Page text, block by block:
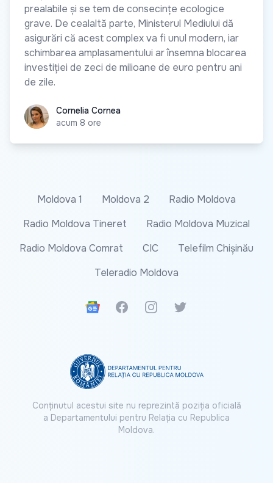
prealabile și se tem de consecințe ecologice
grave. De cealaltă parte, Ministerul Mediului dă
asigurări că acest complex va fi unul modern, iar
schimbarea amplasamentului ar însemna blocarea
investiției de zeci de milioane de euro pentru ani
de zile.
Cornelia Cornea
Cornelia Cornea
acum 8 ore
Moldova 1 Moldova 2
Radio Moldova
Radio Moldova Tineret
Radio Moldova Muzical
Radio Moldova Comrat
CIC
Telefilm Chișinău
Teleradio Moldova
Google News
FacebookInstagramTwitter
Conținutul acestui site nu reprezintă poziția oficială
a Departamentului pentru Relația cu Republica
Moldova.